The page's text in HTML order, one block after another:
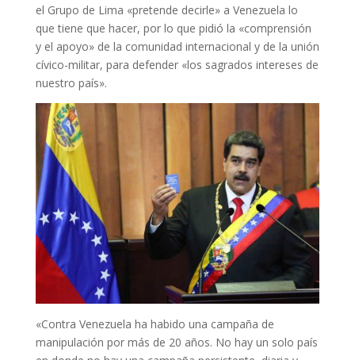
el Grupo de Lima «pretende decirle» a Venezuela lo
que tiene que hacer, por lo que pidió la «comprensión
y el apoyo» de la comunidad internacional y de la unión
cívico-militar, para defender «los sagrados intereses de
nuestro país».
«Contra Venezuela ha habido una campaña de
manipulación por más de 20 años. No hay un solo país